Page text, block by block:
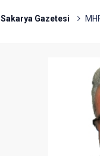
Sakarya Gazetesi